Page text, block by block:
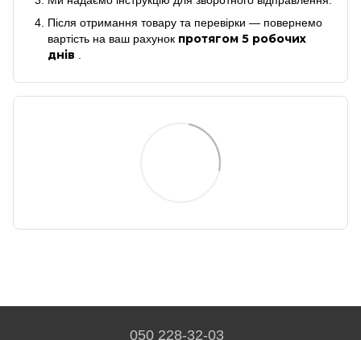
Після отримання товару та перевірки — повернемо
вартість на ваш рахунок протягом 5 робочих
днів
050 228-32-03